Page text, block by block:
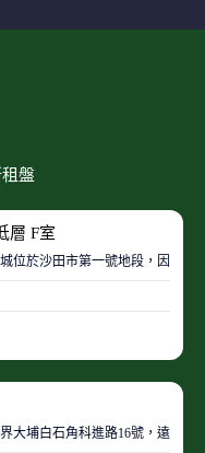
盤
層 F室
位於沙田市第一號地段，因此
大埔白石角科進路16號，遠離